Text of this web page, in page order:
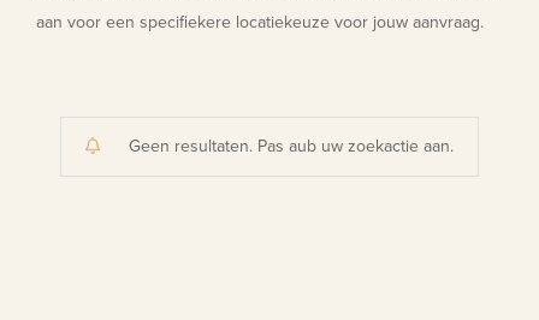
aan voor een specifiekere locatiekeuze voor jouw aanvraag.
Geen resultaten. Pas aub uw zoekactie aan.